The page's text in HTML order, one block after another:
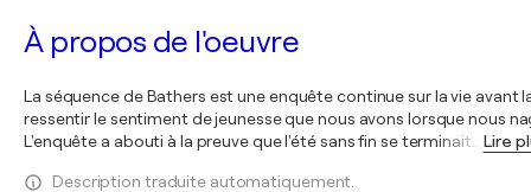
À propos de l'oeuvre
La séquence de Bathers est une enquête continue sur la vie
ressentir le sentiment de jeunesse que nous avons lorsque nous
L'enquête a abouti à la preuve que l'été sans fin se terminait
Lire
Description traduite automatiquement.